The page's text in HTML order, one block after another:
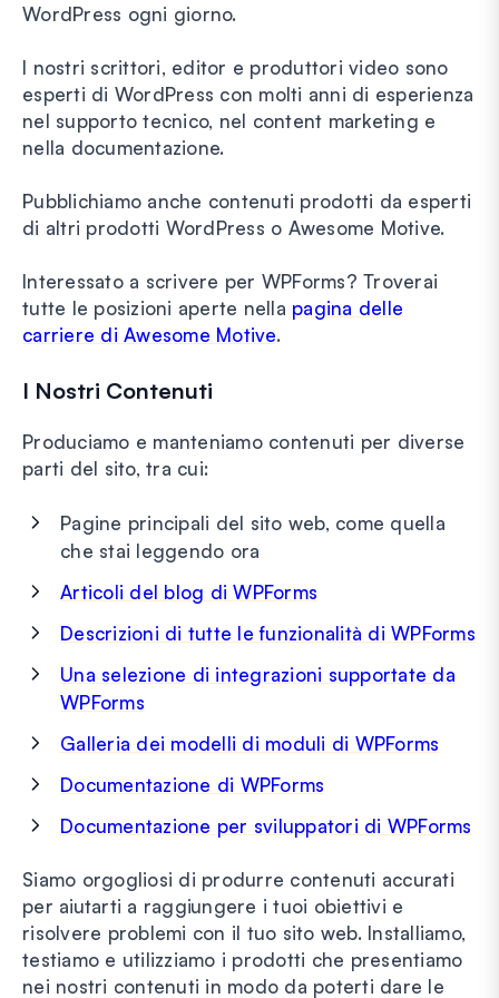
WordPress ogni giorno.
I nostri scrittori, editor e produttori video sono
esperti di WordPress con molti anni di esperienza
nel supporto tecnico, nel content marketing e
nella documentazione.
Pubblichiamo anche contenuti prodotti da esperti
di altri prodotti WordPress o Awesome Motive.
Interessato a scrivere per WPForms? Troverai
tutte le posizioni aperte nella pagina delle
carriere di Awesome Motive.
I Nostri Contenuti
Produciamo e manteniamo contenuti per diverse
parti del sito, tra cui:
Pagine principali del sito web, come quella
che stai leggendo ora
Articoli del blog di WPForms
Descrizioni di tutte le funzionalità di WPForms
Una selezione di integrazioni supportate da
WPForms
Galleria dei modelli di moduli di WPForms
Documentazione di WPForms
Documentazione per sviluppatori di WPForms
Siamo orgogliosi di produrre contenuti accurati
per aiutarti a raggiungere i tuoi obiettivi e
risolvere problemi con il tuo sito web. Installiamo,
testiamo e utilizziamo i prodotti che presentiamo
nei nostri contenuti in modo da poterti dare le